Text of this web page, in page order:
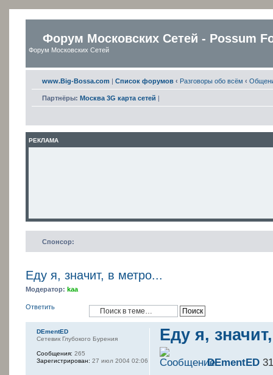
Форум Московских Сетей - Possum
Форум Московских Сетей
www.Big-Bossa.com | Список форумов ‹ Разговоры обо всём ‹
Партнёры: Москва 3G карта сетей |
РЕКЛАМА
Спонсор:
Еду я, значит, в метро...
Модератор: kaa
Ответить
Еду я,
DEmentED
DEmentED
Сетевик Глубокого Бурения
Сообщения: 265
Зарегистрирован: 27 июл 2004 02:06